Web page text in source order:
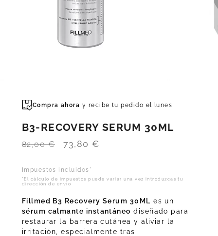
Compra ahora y recibe tu pedido el lunes
B3-RECOVERY SERUM 30ML
82,00€
El
original
era:
82,00 €.
73,80€
73,80 €.
Impuestos incluidos*
*El cálculo de impuestos puede variar una vez introduzcas tu
dirección de envío
Fillmed B3 Recovery Serum 30ML es un
sérum calmante instantáneo diseñado para
restaurar la barrera cutánea y aliviar la
irritación, especialmente tras